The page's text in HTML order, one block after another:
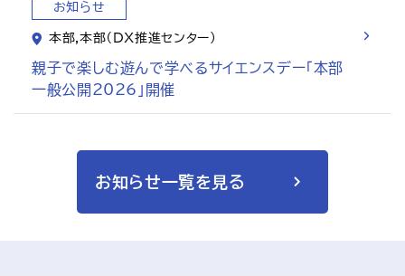
お知らせ
本部,本部（DX推進センター）
親子で楽しむ遊んで学べるサイエンスデー「本部
一般公開2026」開催
お知らせ一覧を見る